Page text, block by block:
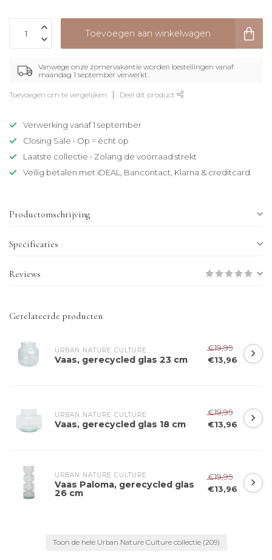
Toevoegen aan winkelwagen
Vanwege onze zomervakantie worden bestellingen vanaf
maandag 1 september verwerkt.
Toevoegen om te vergelijken Deel dit product
Verwerking vanaf 1 september
Closing Sale • Op = écht op
Laatste collectie • Zolang de voorraad strekt
Veilig betalen met iDEAL, Bancontact, Klarna & creditcard
Productomschrijving
Specificaties
Reviews
Gerelateerde producten
URBAN NATURE CULTURE
Vaas, gerecycled glas 23 cm
€19,95
€13,96
URBAN NATURE CULTURE
Vaas, gerecycled glas 18 cm
€19,95
€13,96
URBAN NATURE CULTURE
Vaas Paloma, gerecycled glas
26 cm
€19,95
€13,96
Toon de hele Urban Nature Culture collectie (209)